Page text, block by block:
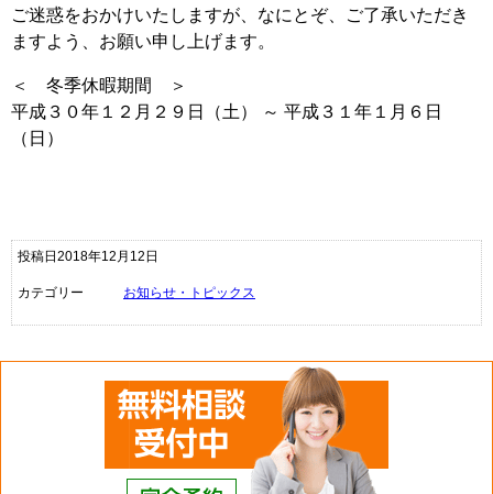
ご迷惑をおかけいたしますが、なにとぞ、ご了承いただき
ますよう、お願い申し上げます。
＜ 冬季休暇期間 ＞
平成３０年１２月２９日（土） ～ 平成３１年１月６日
（日）
投稿日2018年12月12日
カテゴリー お知らせ・トピックス